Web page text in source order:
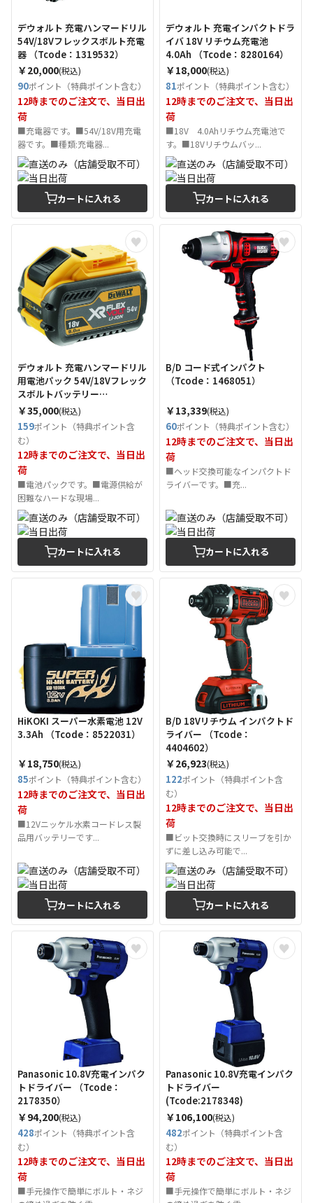
デウォルト 充電ハンマードリル
54V/18Vフレックスボルト充電
器 （Tcode：1319532）
￥20,000(税込)
90ポイント（特典ポイント含む）
12時までのご注文で、当日出
荷
■充電器です。■54V/18V用充電
器です。■種類:充電器...
カートに入れる
デウォルト 充電インパクトドラ
イバ 18V リチウム充電池
4.0Ah （Tcode：8280164）
￥18,000(税込)
81ポイント（特典ポイント含む）
12時までのご注文で、当日出
荷
■18V 4.0Ahリチウム充電池で
す。■18Vリチウムバッ...
カートに入れる
デウォルト 充電ハンマードリル
用電池パック 54V/18Vフレック
スボルトバッテリー
（Tcode：1319531）
￥35,000(税込)
159ポイント（特典ポイント含
む）
12時までのご注文で、当日出
荷
■電池パックです。■電源供給が
困難なハードな現場...
カートに入れる
B/D コード式インパクト
（Tcode：1468051）
￥13,339(税込)
60ポイント（特典ポイント含む）
12時までのご注文で、当日出
荷
■ヘッド交換可能なインパクトド
ライバーです。■充...
カートに入れる
HiKOKI スーパー水素電池 12V
3.3Ah （Tcode：8522031）
￥18,750(税込)
85ポイント（特典ポイント含む）
12時までのご注文で、当日出
荷
■12Vニッケル水素コードレス製
品用バッテリーです...
カートに入れる
B/D 18Vリチウム インパクトド
ライバー （Tcode：
4404602）
￥26,923(税込)
122ポイント（特典ポイント含
む）
12時までのご注文で、当日出
荷
■ビット交換時にスリーブを引か
ずに差し込み可能で...
カートに入れる
Panasonic 10.8V充電インパク
トドライバー （Tcode：
2178350）
￥94,200(税込)
428ポイント（特典ポイント含
む）
12時までのご注文で、当日出
荷
■手元操作で簡単にボルト・ネジ
Panasonic 10.8V充電インパク
トドライバー
(Tcode:2178348)
￥106,100(税込)
482ポイント（特典ポイント含
む）
12時までのご注文で、当日出
荷
■手元操作で簡単にボルト・ネジ